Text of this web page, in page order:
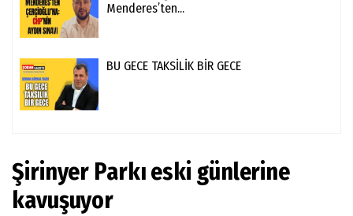
Menderes’ten...
BU GECE TAKSİLİK BİR GECE
Şirinyer Parkı eski günlerine
kavuşuyor